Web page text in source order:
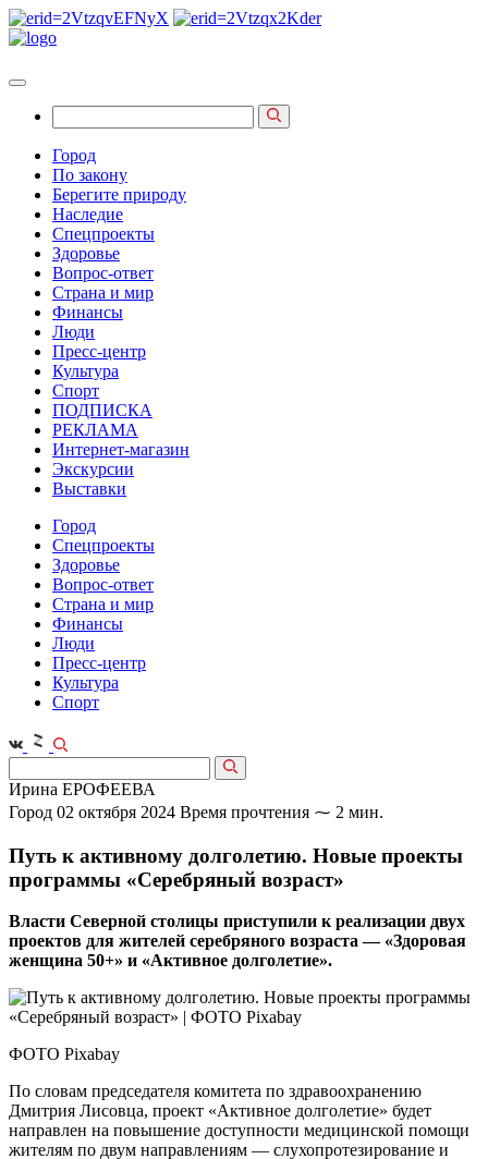
Город
По закону
Берегите природу
Наследие
Спецпроекты
Здоровье
Вопрос-ответ
Страна и мир
Финансы
Люди
Пресс-центр
Культура
Спорт
ПОДПИСКА
РЕКЛАМА
Интернет-магазин
Экскурсии
Выставки
Город
Спецпроекты
Здоровье
Вопрос-ответ
Страна и мир
Финансы
Люди
Пресс-центр
Культура
Спорт
Ирина ЕРОФЕЕВА
Город 02 октября 2024 Время прочтения ⁓ 2 мин.
Путь к активному долголетию. Новые проекты
программы «Серебряный возраст»
Власти Северной столицы приступили к реализации двух
проектов для жителей серебряного возраста — «Здоровая
женщина 50+» и «Активное долголетие».
ФОТО Pixabay
По словам председателя комитета по здравоохранению
Дмитрия Лисовца, проект «Активное долголетие» будет
направлен на повышение доступности медицинской помощи
жителям по двум направлениям — слухопротезирование и